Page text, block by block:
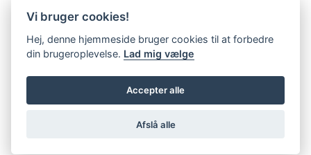
Vi bruger cookies!
Hej, denne hjemmeside bruger cookies til at forbedre
din brugeroplevelse. Lad mig vælge
Accepter alle
Afslå alle